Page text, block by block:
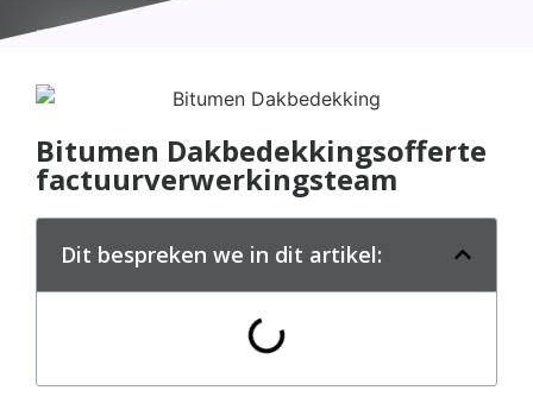
Bitumen Dakbedekkingsofferte
factuurverwerkingsteam
Dit bespreken we in dit artikel: